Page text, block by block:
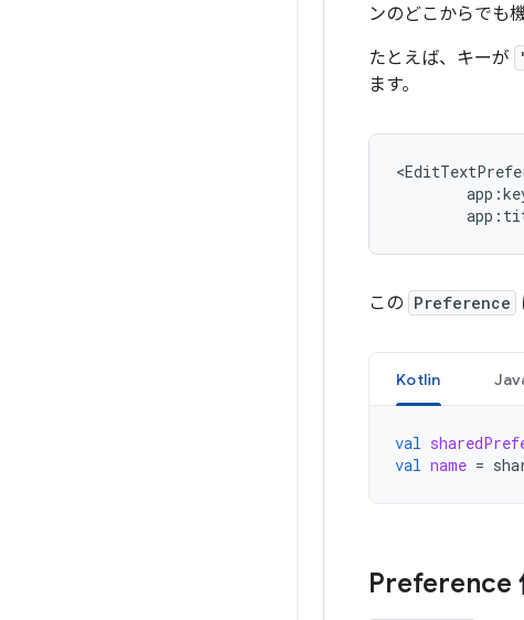
ンのどこからでも
たとえば、キーが
ます。
この Preference
Kotlin
val
val name =
Preference